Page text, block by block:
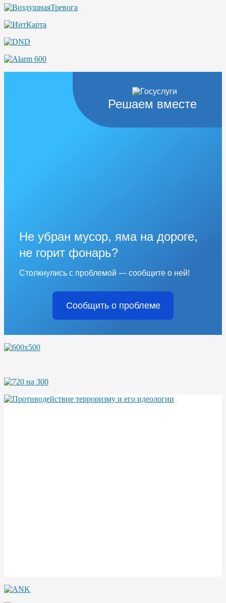
Решаем вместе
Не убран мусор, яма на дороге,
не горит фонарь?
Столкнулись с проблемой — сообщите о ней!
Сообщить о проблеме